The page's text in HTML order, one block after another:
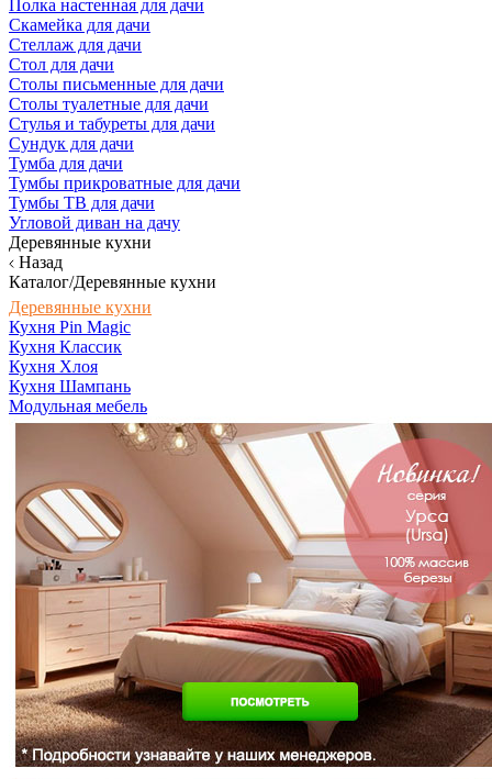
Полка настенная для дачи
Скамейка для дачи
Стеллаж для дачи
Стол для дачи
Столы письменные для дачи
Столы туалетные для дачи
Стулья и табуреты для дачи
Сундук для дачи
Тумба для дачи
Тумбы прикроватные для дачи
Тумбы ТВ для дачи
Угловой диван на дачу
Деревянные кухни
Назад
Каталог/Деревянные кухни
Деревянные кухни
Кухня Pin Magic
Кухня Классик
Кухня Хлоя
Кухня Шампань
Модульная мебель